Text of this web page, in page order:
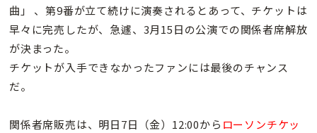
曲」 、第9番が立て続けに演奏されるとあって、チケットは
早々に完売したが、急遽、3月15日の公演での関係者席解放
が決まった。
チケットが入手できなかったファンには最後のチャンス
だ。
関係者席販売は、明日7日（金）12:00から ローソンチケッ